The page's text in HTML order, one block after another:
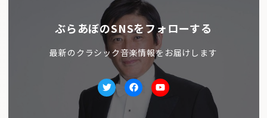
ぶらあぼのSNSをフォローする
最新のクラシック音楽情報をお届けします
TwitterfacebookYoutube